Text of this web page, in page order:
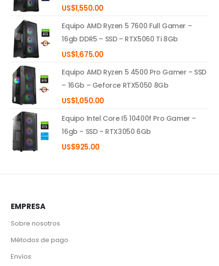
US$1,550.00
Equipo AMD Ryzen 5 7600 Full Gamer –
16gb DDR5 – SSD – RTX5060 Ti 8Gb
US$1,675.00
Equipo AMD Ryzen 5 4500 Pro Gamer – SSD
– 16Gb – Geforce RTX5050 8Gb
US$1,050.00
Equipo Intel Core I5 10400f Pro Gamer –
16gb – SSD – RTX3050 6Gb
US$925.00
EMPRESA
Sobre nosotros
Métodos de pago
Envíos